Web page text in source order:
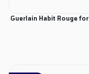
عطر ادکلن گرلن هبیت رژ ادوپرفیوم مردانه Guerlain Habit Rouge for